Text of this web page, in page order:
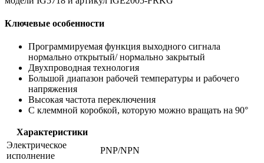
Ключевые особенности
Программируемая функция выходного сигнала
нормально открытый/ нормально закрытый
Двухпроводная технология
Большой диапазон рабочей температуры и рабочего
напряжения
Высокая частота переключения
С клеммной коробкой, которую можно вращать на 90°
Характеристики
Электрическое
исполнение
PNP/NPN